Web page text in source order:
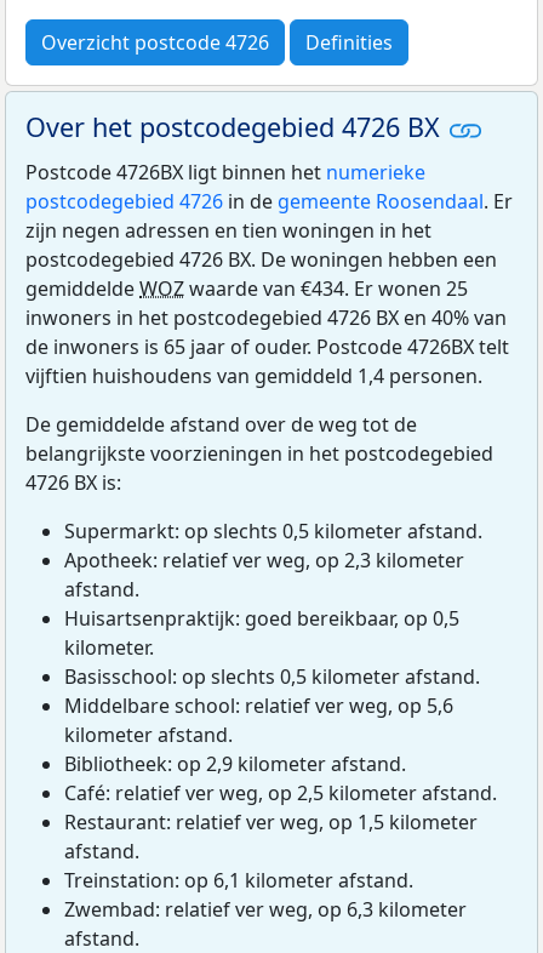
Overzicht postcode 4726 Definities
Over het postcodegebied 4726 BX
Postcode 4726BX ligt binnen het numerieke
postcodegebied 4726 in de gemeente Roosendaal. Er
zijn negen adressen en tien woningen in het
postcodegebied 4726 BX. De woningen hebben een
gemiddeldeWOZwaarde van €434. Er wonen 25
inwoners in het postcodegebied 4726 BX en 40% van
de inwoners is 65 jaar of ouder. Postcode 4726BX telt
vijftien huishoudens van gemiddeld 1,4 personen.
De gemiddelde afstand over de weg tot de
belangrijkste voorzieningen in het postcodegebied
4726 BX is:
Supermarkt: op slechts 0,5 kilometer afstand.
Apotheek: relatief ver weg, op 2,3 kilometer
afstand.
Huisartsenpraktijk: goed bereikbaar, op 0,5
kilometer.
Basisschool: op slechts 0,5 kilometer afstand.
Middelbare school: relatief ver weg, op 5,6
kilometer afstand.
Bibliotheek: op 2,9 kilometer afstand.
Café: relatief ver weg, op 2,5 kilometer afstand.
Restaurant: relatief ver weg, op 1,5 kilometer
afstand.
Treinstation: op 6,1 kilometer afstand.
Zwembad: relatief ver weg, op 6,3 kilometer
afstand.